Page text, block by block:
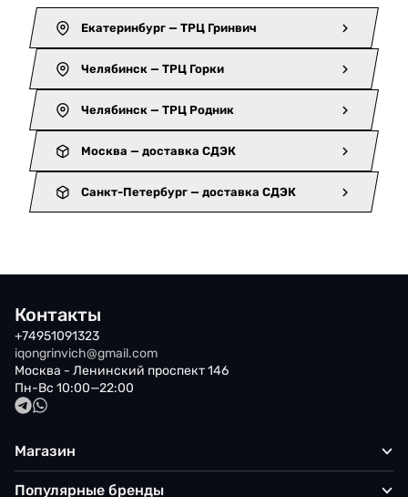
Екатеринбург — ТРЦ Гринвич
Челябинск — ТРЦ Горки
Челябинск — ТРЦ Родник
Москва — доставка СДЭК
Санкт-Петербург — доставка СДЭК
Контакты
+74951091323
iqongrinvich@gmail.com
Москва - Ленинский проспект 146
Пн-Вс 10:00—22:00
Магазин
Популярные бренды